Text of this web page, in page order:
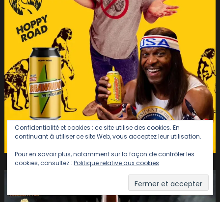
Confidentialité et cookies : ce site utilise des cookies. En
continuant à utiliser ce site Web, vous acceptez leur utilisation.
Pour en savoir plus, notamment sur la façon de contrôler les
cookies, consultez : Politique relative aux cookies